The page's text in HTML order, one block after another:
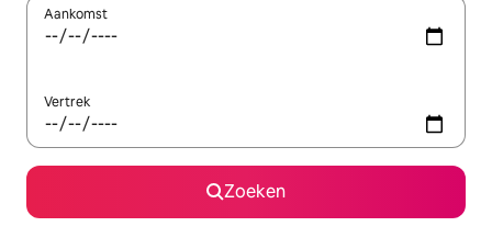
Aankomst
Vertrek
Zoeken